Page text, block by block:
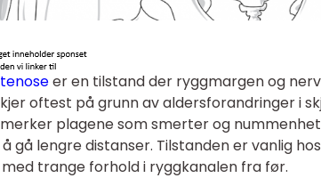
er en tilstand der ryggmargen og
oftest på grunn av aldersforandringer i
plagene som smerter og
gå lengre distanser. Tilstanden er vanlig
trange forhold i ryggkanalen fra før.